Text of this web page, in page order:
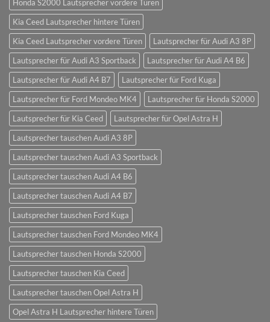
Honda S2000 Lautsprecher vordere Türen
Kia Ceed Lautsprecher hintere Türen
Kia Ceed Lautsprecher vordere Türen
Lautsprecher für Audi A3 8P
Lautsprecher für Audi A3 Sportback
Lautsprecher für Audi A4 B6
Lautsprecher für Audi A4 B7
Lautsprecher für Ford Kuga
Lautsprecher für Ford Mondeo MK4
Lautsprecher für Honda S2000
Lautsprecher für Kia Ceed
Lautsprecher für Opel Astra H
Lautsprecher tauschen Audi A3 8P
Lautsprecher tauschen Audi A3 Sportback
Lautsprecher tauschen Audi A4 B6
Lautsprecher tauschen Audi A4 B7
Lautsprecher tauschen Ford Kuga
Lautsprecher tauschen Ford Mondeo MK4
Lautsprecher tauschen Honda S2000
Lautsprecher tauschen Kia Ceed
Lautsprecher tauschen Opel Astra H
Opel Astra H Lautsprecher hintere Türen